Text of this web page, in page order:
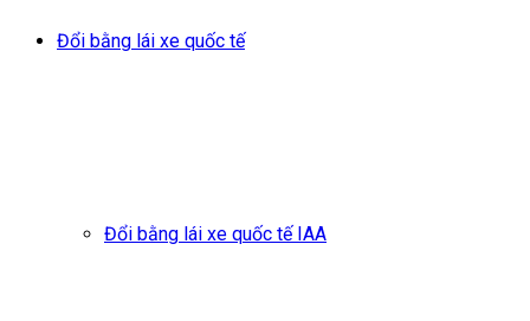
Đổi bằng lái xe quốc tế
Đổi bằng lái xe quốc tế IAA